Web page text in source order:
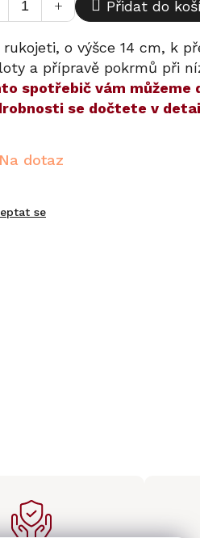
+ Přidat do
rukojeti, o výšce 14 cm, k
a přípravě pokrmů při
spotřebič vám můžeme
se dočtete v
se
Na dotaz